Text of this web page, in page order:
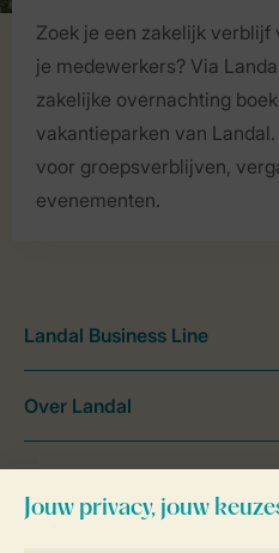
Zoek je een zakelijk verblijf
je medewerkers? Via
zakelijke overnachting
vakantieparken van
voor groepsverblijven,
evenementen.
Landal Business Line
Over Landal
Meer Landal